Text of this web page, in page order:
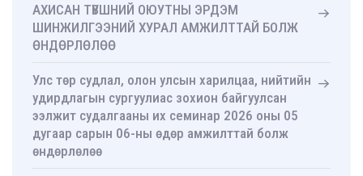
АХИСАН ТҮВШНИЙ ОЮУТНЫ ЭРДЭМ
ШИНЖИЛГЭЭНИЙ ХУРАЛ АМЖИЛТТАЙ БОЛЖ
ӨНДӨРЛӨЛӨӨ
Улс төр судлал, олон улсын харилцаа, нийтийн
удирдлагын сургуулиас зохион байгуулсан
ээлжит судалгааны их семинар 2026 оны 05
дугаар сарын 06-ны өдөр амжилттай болж
өндөрлөлөө